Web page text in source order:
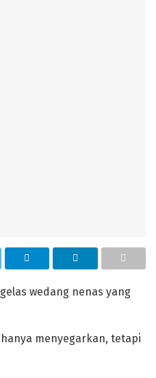
wedang nenas yang
menyegarkan, tetapi